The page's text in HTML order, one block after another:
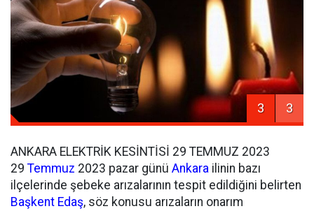
3 3
ANKARA ELEKTRİK KESİNTİSİ 29 TEMMUZ 2023
29 Temmuz 2023 pazar günü Ankara ilinin bazı
ilçelerinde şebeke arızalarının tespit edildiğini belirten
Başkent Edaş, söz konusu arızaların onarım